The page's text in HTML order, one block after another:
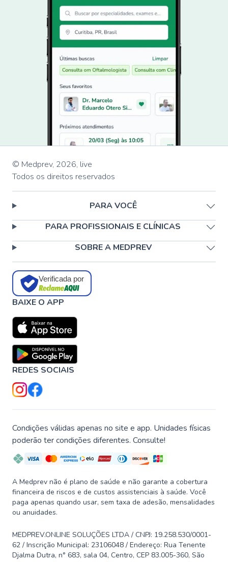
© Medprev, 2026, live
Todos os direitos reservados
PARA VOCÊ
PARA PROFISSIONAIS E CLÍNICAS
SOBRE A MEDPREV
Verificada por
BAIXE O APP
REDES SOCIAIS
Condições válidas apenas no site e app. Unidades físicas
poderão ter condições diferentes. Consulte!
A Medprev não é plano de saúde e não garante a cobertura
financeira de riscos e de custos assistenciais à saúde. Você
paga apenas quando usar, sem taxa de adesão, mensalidades
ou anuidades.
MEDPREV.ONLINE SOLUÇÕES LTDA / CNPJ: 19.258.530/0001-
62 / Inscrição Municipal: 23106048 / Endereço: Rua Tenente
Djalma Dutra, n° 683, sala 04, Centro, CEP 83.005-360, São